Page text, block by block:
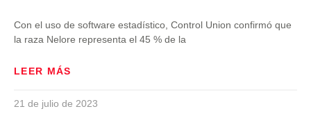
Con el uso de software estadístico, Control Union confirmó que
la raza Nelore representa el 45 % de la
LEER MÁS
21 de julio de 2023